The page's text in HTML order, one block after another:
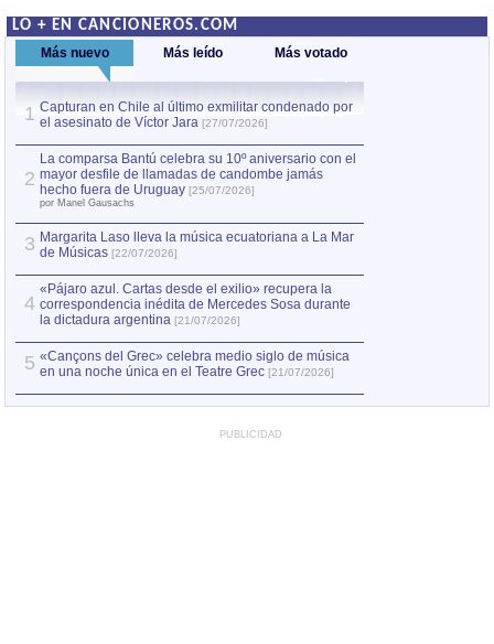
LO + EN CANCIONEROS.COM
Más nuevo Más leído Más votado
1 Capturan en Chile al último exmilitar condenado por
el asesinato de Víctor Jara [27/07/2026]
2
La comparsa Bantú celebra su 10º aniversario con el
mayor desfile de llamadas de candombe jamás
hecho fuera de Uruguay [25/07/2026]
por Manel Gausachs
3 Margarita Laso lleva la música ecuatoriana a La Mar
de Músicas [22/07/2026]
4
«Pájaro azul. Cartas desde el exilio» recupera la
correspondencia inédita de Mercedes Sosa durante
la dictadura argentina [21/07/2026]
5 «Cançons del Grec» celebra medio siglo de música
en una noche única en el Teatre Grec [21/07/2026]
PUBLICIDAD